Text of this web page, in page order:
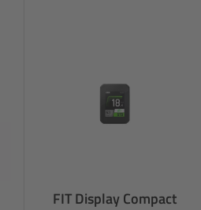
FIT Display Compact